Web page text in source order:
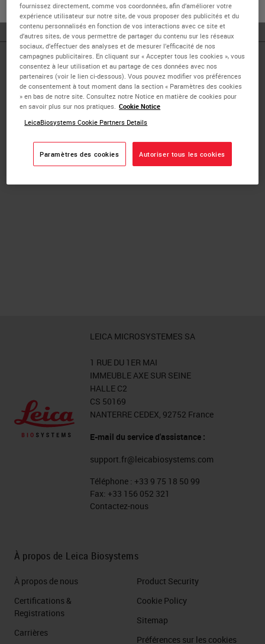
OUI ou Non
Federico II, Naples, Italy.
Published Pieces by
Francesco Martino
Beyond Observation: Tools,
Software and Molecular Prediction
LEICA MICROSYSTEMES SA
1 RUE DU 1ER MAI
IMMEUBLE AXE SUR SEINE
HALLE C2
CS 50169
NANTERRE CEDEX, 92752 France
E-mail du service d'assistance :
support.fr@leicabiosystems.com
Téléphone : +33 9 75 18 50 99
Fax: +33 156 052 321
Contactez-nous
À propos de Leica Biosystems
À propos de nous
Certifications &
Registrations
Carrières
Product Security
Cookie Policy
Sitemap
Préférences sur les cookies
fournissez directement, comme vos coordonnées, afin d’améliorer votre
expérience utilisateur sur notre site, de vous proposer des publicités et du
contenu personnalisés en fonction de vos interactions avec ce site et
d’autres sites, de vous permettre de partager du contenu sur les réseaux
sociaux, d’effectuer des analyses et de mesurer l’efficacité de nos
campagnes publicitaires. En cliquant sur « Accepter tous les cookies », vous
consentez à leur utilisation et au partage de ces données avec nos
partenaires (voir le lien ci-dessous). Vous pouvez modifier vos préférences
de consentement à tout moment dans la section « Paramètres des cookies
» en bas de notre site. Consultez notre Notice en matière de cookies pour
en savoir plus sur nos pratiques.
Cookie Notice
LeicaBiosystems Cookie Partners Details
Paramètres des cookies Autoriser tous les cookies